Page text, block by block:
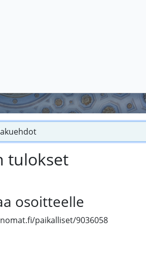
tulokset
osoitteelle
paikalliset/9036058